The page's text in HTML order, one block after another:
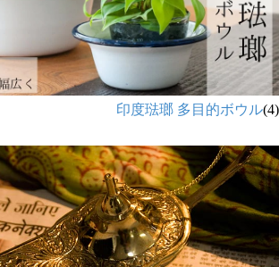
印度琺瑯 多目的ボウル(4)